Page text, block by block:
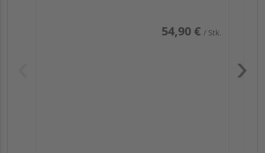
54,90 € / Stk.